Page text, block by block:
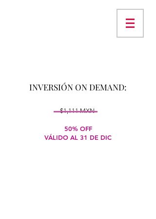
INVERSIÓN ON DEMAND:
$1,111 MXN
50% OFF
​VÁLIDO AL 31 DE DIC